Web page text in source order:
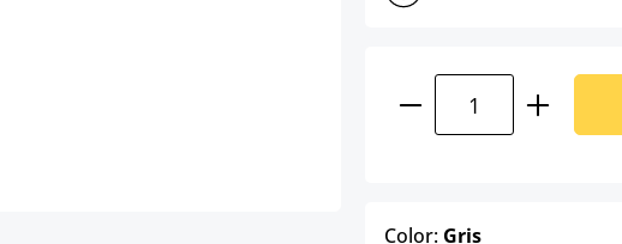
Cantidad del
Color: Grisselect